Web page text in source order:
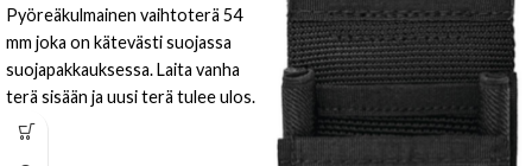
Pyöreäkulmainen vaihtoterä 54
mm joka on kätevästi suojassa
suojapakkauksessa. Laita vanha
terä sisään ja uusi terä tulee ulos.